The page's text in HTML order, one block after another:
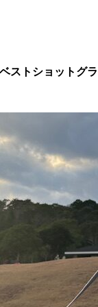
トショットグラ